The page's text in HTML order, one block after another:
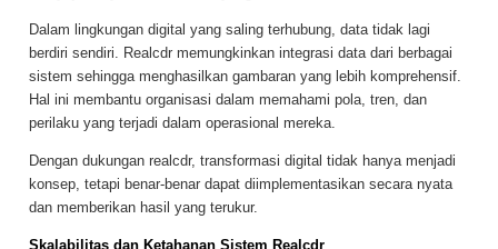
Dalam lingkungan digital yang saling terhubung, data tidak lagi
berdiri sendiri. Realcdr memungkinkan integrasi data dari berbagai
sistem sehingga menghasilkan gambaran yang lebih komprehensif.
Hal ini membantu organisasi dalam memahami pola, tren, dan
perilaku yang terjadi dalam operasional mereka.
Dengan dukungan realcdr, transformasi digital tidak hanya menjadi
konsep, tetapi benar-benar dapat diimplementasikan secara nyata
dan memberikan hasil yang terukur.
Skalabilitas dan Ketahanan Sistem Realcdr